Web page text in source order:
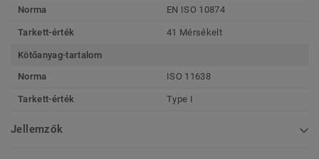
Norma
EN ISO 10874
Tarkett-érték 41 Mérsékelt
Kötőanyag-tartalom
Norma
ISO 11638
Tarkett-érték Type I
Jellemzők